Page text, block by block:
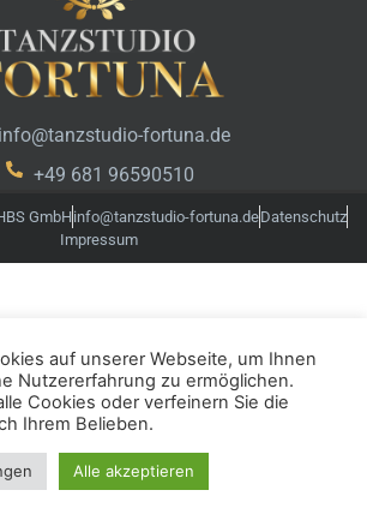
info@tanzstudio-fortuna.de
+49 681 96590510
GmbHinfo@tanzstudio-fortuna.deDatenschutz
Impressum
auf unserer Webseite, um Ihnen
Nutzererfahrung zu ermöglichen.
Cookies oder verfeinern Sie die
Ihrem Belieben.
Alle akzeptieren